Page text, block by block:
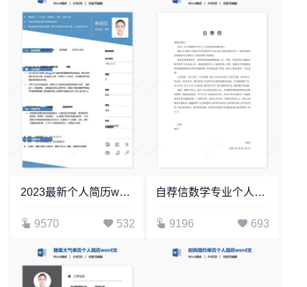
2023最新个人简历word模板(8)
9570 532
自荐信数学专业个人简历自荐书范文word模板
9196 693